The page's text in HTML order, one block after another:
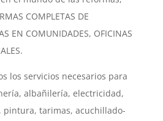
COMPLETAS DE
EN COMUNIDADES, OFICINAS
los servicios necesarios para
albañilería, electricidad,
pintura, tarimas, acuchillado-